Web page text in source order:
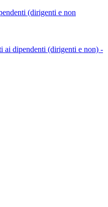
(dirigenti e non
ai dipendenti (dirigenti e non) -